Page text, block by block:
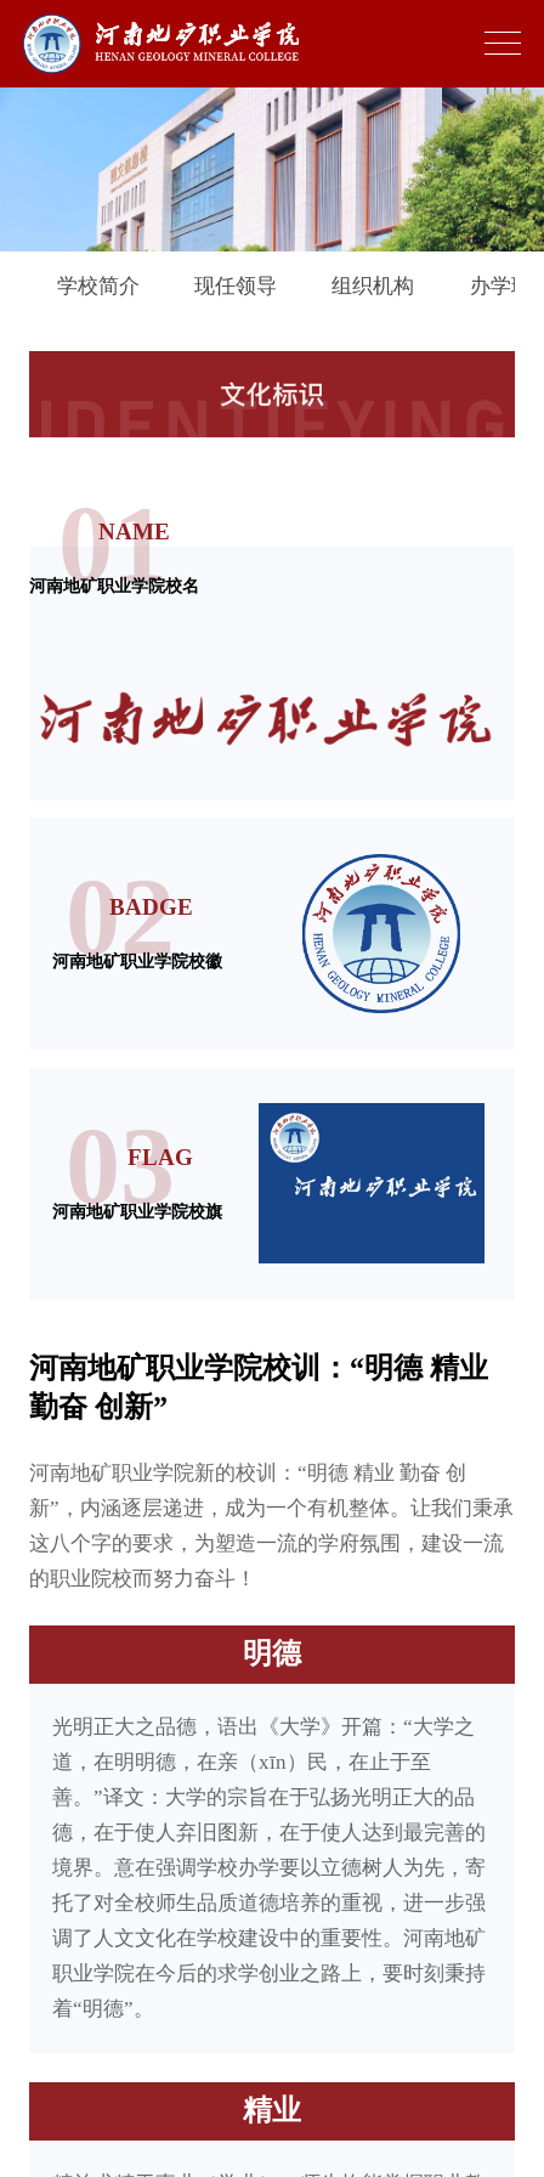
学校简介 现任领导 组织机构 办学理
01
NAME
河南地矿职业学院校名
02
BADGE
河南地矿职业学院校徽
03
FLAG
河南地矿职业学院校旗
河南地矿职业学院校训：“明德 精业
勤奋 创新”
河南地矿职业学院新的校训：“明德 精业 勤奋 创
新”，内涵逐层递进，成为一个有机整体。让我们秉承
这八个字的要求，为塑造一流的学府氛围，建设一流
的职业院校而努力奋斗！
明德
光明正大之品德，语出《大学》开篇：“大学之
道，在明明德，在亲（xīn）民，在止于至
善。”译文：大学的宗旨在于弘扬光明正大的品
德，在于使人弃旧图新，在于使人达到最完善的
境界。意在强调学校办学要以立德树人为先，寄
托了对全校师生品质道德培养的重视，进一步强
调了人文文化在学校建设中的重要性。河南地矿
职业学院在今后的求学创业之路上，要时刻秉持
着“明德”。
精业